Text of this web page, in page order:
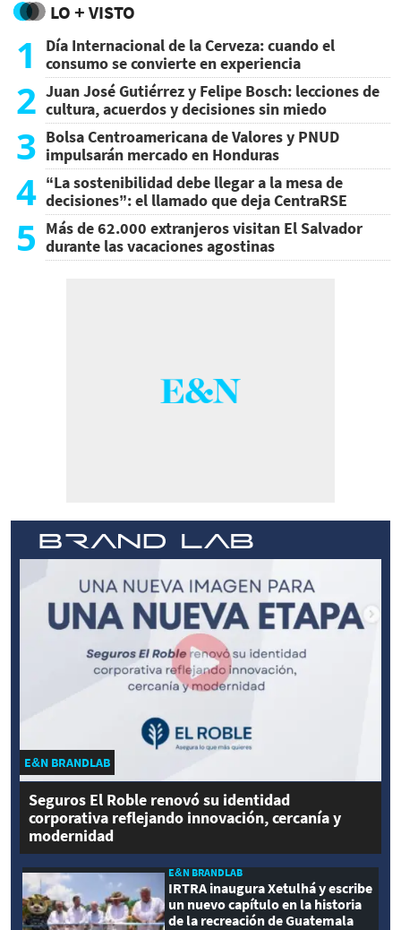
LO + VISTO
1
Día Internacional de la Cerveza: cuando el
consumo se convierte en experiencia
2 Juan José Gutiérrez y Felipe Bosch: lecciones de
cultura, acuerdos y decisiones sin miedo
3 Bolsa Centroamericana de Valores y PNUD
impulsarán mercado en Honduras
4 “La sostenibilidad debe llegar a la mesa de
decisiones”: el llamado que deja CentraRSE
5 Más de 62.000 extranjeros visitan El Salvador
durante las vacaciones agostinas
E&N BRANDLAB
Seguros El Roble renovó su identidad
corporativa reflejando innovación, cercanía y
modernidad
E&N BRANDLAB
IRTRA inaugura Xetulhá y escribe
un nuevo capítulo en la historia
de la recreación de Guatemala